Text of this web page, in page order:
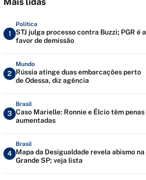
1
Política
STJ julga processo contra Buzzi; PGR é a
favor de demissão
2
Mundo
Rússia atinge duas embarcações perto
de Odessa, diz agência
3
Brasil
Caso Marielle: Ronnie e Élcio têm penas
aumentadas
4
Brasil
Mapa da Desigualdade revela abismo na
Grande SP; veja lista